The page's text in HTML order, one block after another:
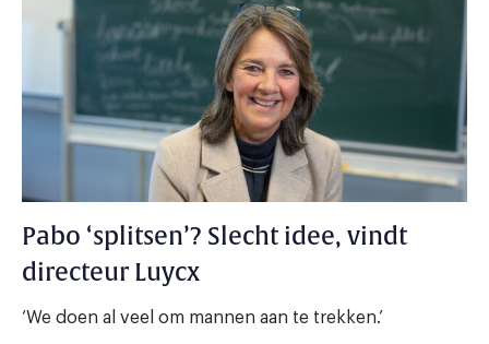
Pabo ‘splitsen’? Slecht idee, vindt
directeur Luycx
‘We doen al veel om mannen aan te trekken.’